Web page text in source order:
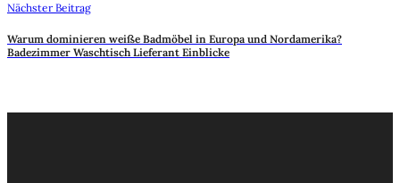
Nächster Beitrag
Warum dominieren weiße Badmöbel in Europa und Nordamerika?
Badezimmer Waschtisch Lieferant Einblicke